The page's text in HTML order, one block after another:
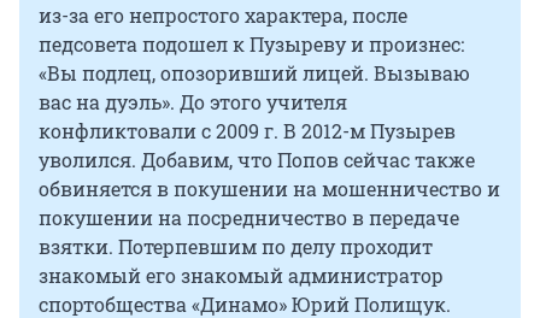
из-за его непростого характера, после
педсовета подошел к Пузыреву и произнес:
«Вы подлец, опозоривший лицей. Вызываю
вас на дуэль». До этого учителя
конфликтовали с 2009 г. В 2012-м Пузырев
уволился. Добавим, что Попов сейчас также
обвиняется в покушении на мошенничество и
покушении на посредничество в передаче
взятки. Потерпевшим по делу проходит
знакомый его знакомый администратор
спортобщества «Динамо» Юрий Полищук.